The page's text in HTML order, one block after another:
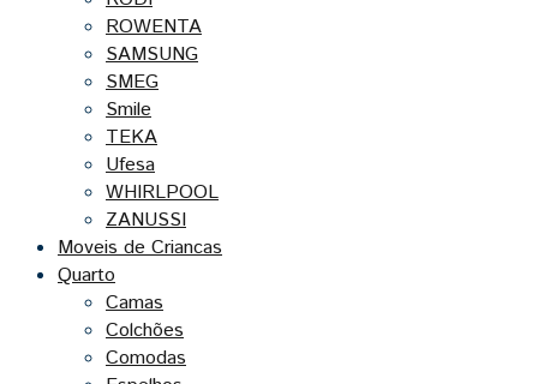
ROWENTA
SAMSUNG
SMEG
Smile
TEKA
Ufesa
WHIRLPOOL
ZANUSSI
Moveis de Criancas
Quarto
Camas
Colchões
Comodas